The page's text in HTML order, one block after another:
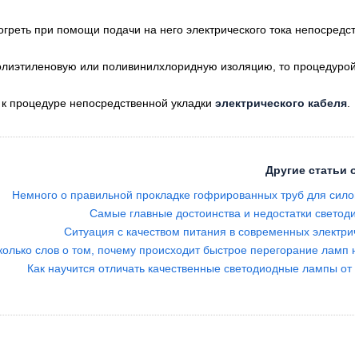
при помощи подачи на него электрического тока
или поливинилхлоридную изоляцию, то
процедуре непосредственной укладки электрического кабеля
Другие статьи
Немного о правильной прокладке гофрированных труб для
Самые главные достоинства и недостатки
Ситуация с качеством питания в современных
слов о том, почему происходит быстрое перегорание ламп
Как научится отличать качественные светодиодные лампы